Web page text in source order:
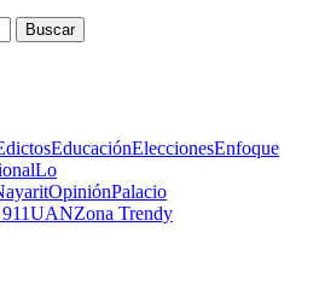
EducaciónEleccionesEnfoque
Lo
OpiniónPalacio
UANZona Trendy